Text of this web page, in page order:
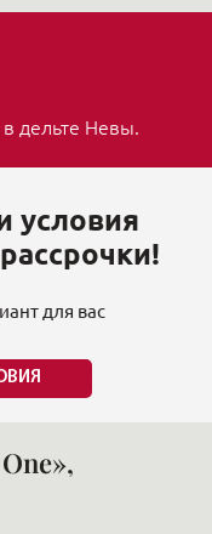
дельте Невы.
условия
для вас